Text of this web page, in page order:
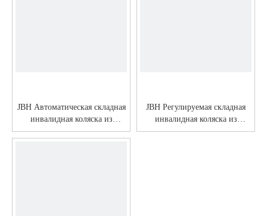
JBH Автоматическая складная
инвалидная коляска из
углеродного волокна DC05
JBH Регулируемая складная
инвалидная коляска из
углеродного волокна DC10S